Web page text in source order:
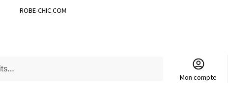
ROBE-CHIC.COM
Mon compte